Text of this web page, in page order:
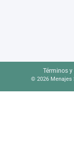
Términos
© 2026 Menajes